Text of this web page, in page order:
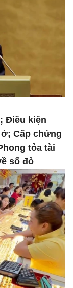
Điều kiện
Cấp chứng
tỏa tài
sổ đỏ